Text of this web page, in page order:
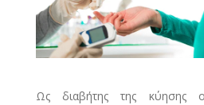
Ως διαβήτης της κύησης